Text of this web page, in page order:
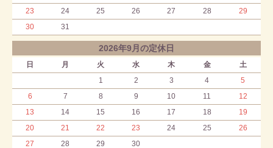
23
24 25 26 27 28
29
30
31
2026年9月の定休日
日 月 火 水 木 金
土
1
2 3 4
5
6
7 8 9 10 11
12
13
14 15 16 17 18
19
20
21 22 23 24 25
26
27
28 29 30